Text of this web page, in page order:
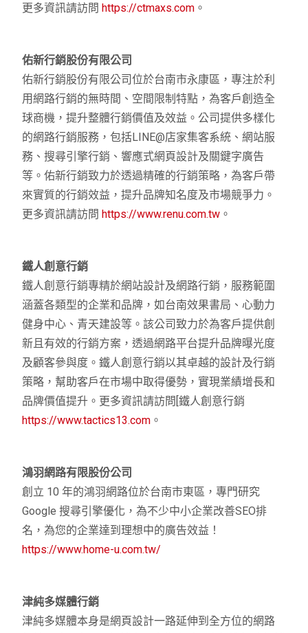
更多資訊請訪問https://ctmaxs.com 。
佑新行銷股份有限公司
佑新行銷股份有限公司位於台南市永康區，專注於利
用網路行銷的無時間、空間限制特點，為客戶創造全
球商機，提升整體行銷價值及效益。公司提供多樣化
的網路行銷服務，包括LINE@店家集客系統、網站服
務、搜尋引擎行銷、響應式網頁設計及關鍵字廣告
等。佑新行銷致力於透過精確的行銷策略，為客戶帶
來實質的行銷效益，提升品牌知名度及市場競爭力。
更多資訊請訪問https://www.renu.com.tw 。
鐵人創意行銷
鐵人創意行銷專精於網站設計及網路行銷，服務範圍
涵蓋各類型的企業和品牌，如台南效果書局、心動力
健身中心、青天建設等。該公司致力於為客戶提供創
新且有效的行銷方案，透過網路平台提升品牌曝光度
及顧客參與度。鐵人創意行銷以其卓越的設計及行銷
策略，幫助客戶在市場中取得優勢，實現業績增長和
品牌價值提升。更多資訊請訪問[鐵人創意行銷
https://www.tactics13.com 。
鴻羽網路有限股份公司
創立 10 年的鴻羽網路位於台南市東區，專門研究
Google 搜尋引擎優化，為不少中小企業改善SEO排
名，為您的企業達到理想中的廣告效益！
https://www.home-u.com.tw/
津純多媒體行銷
津純多媒體本身是網頁設計一路延伸到全方位的網路